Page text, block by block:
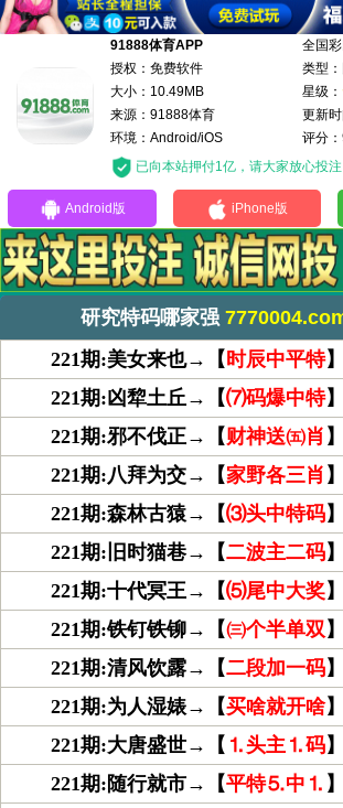
91888体育APP
授权：免费软件
大小：10.49MB
来源：91888体育
环境：Android/iOS
全国
类型
星级：
更新
评分
已向本站押付1亿，请大家放心投注
Android版 iPhone版
研究特码哪家强
221期:美女来也→【时辰中平特
221期:凶犂土丘→【⑺码爆中特
221期:邪不伐正→【财神送㈤肖
221期:八拜为交→【家野各三肖
221期:森林古猿→【⑶头中特码
221期:旧时猫巷→【二波主二码
221期:十代冥王→【⑸尾中大奖
221期:铁钉铁铆→【㈢个半单双
221期:清风饮露→【二段加一码
221期:为人湿婊→【买啥就开啥
221期:大唐盛世→【 ⒈头主⒈码
221期:随行就市→【平特⒌中⒈